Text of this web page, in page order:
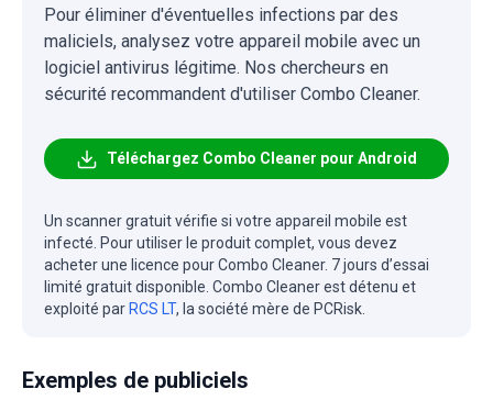
Pour éliminer d'éventuelles infections par des
maliciels, analysez votre appareil mobile avec un
logiciel antivirus légitime. Nos chercheurs en
sécurité recommandent d'utiliser Combo Cleaner.
Téléchargez Combo Cleaner pour Android
Un scanner gratuit vérifie si votre appareil mobile est
infecté. Pour utiliser le produit complet, vous devez
acheter une licence pour Combo Cleaner. 7 jours d’essai
limité gratuit disponible. Combo Cleaner est détenu et
exploité par RCS LT, la société mère de PCRisk.
Exemples de publiciels